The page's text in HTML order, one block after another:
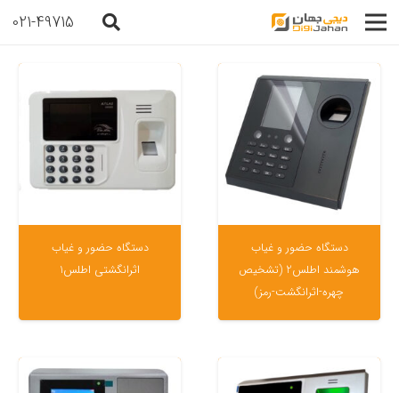
021-49715
دستگاه حضور و غیاب
هوشمند اطلس2 (تشخیص
چهره-اثرانگشت-رمز)
دستگاه حضور و غیاب
اثرانگشتی اطلس1